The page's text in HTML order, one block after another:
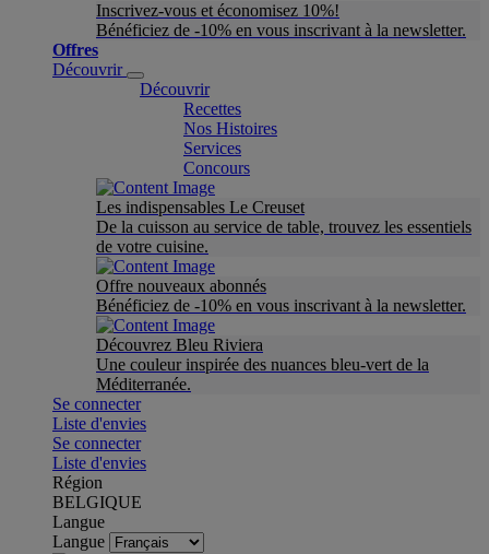
Inscrivez-vous et économisez 10%!
Bénéficiez de -10% en vous inscrivant à la newsletter.
Offres
Découvrir
Découvrir
Recettes
Nos Histoires
Services
Concours
Les indispensables Le Creuset
De la cuisson au service de table, trouvez les essentiels
de votre cuisine.
Offre nouveaux abonnés
Bénéficiez de -10% en vous inscrivant à la newsletter.
Découvrez Bleu Riviera
Une couleur inspirée des nuances bleu-vert de la
Méditerranée.
Se connecter
Liste d'envies
Se connecter
Liste d'envies
Région
BELGIQUE
Langue
Langue